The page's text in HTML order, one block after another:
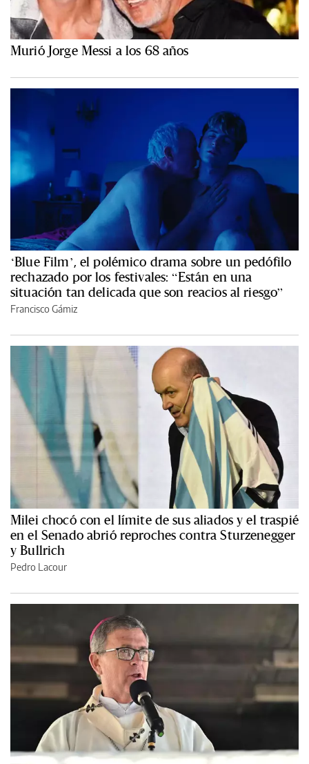
Murió Jorge Messi a los 68 años
‘Blue Film’, el polémico drama sobre un pedófilo
rechazado por los festivales: “Están en una
situación tan delicada que son reacios al riesgo”
Francisco Gámiz
Milei chocó con el límite de sus aliados y el traspié
en el Senado abrió reproches contra Sturzenegger
y Bullrich
Pedro Lacour